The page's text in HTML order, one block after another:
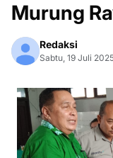
Murung
Redaksi
Sabtu, 19 Juli